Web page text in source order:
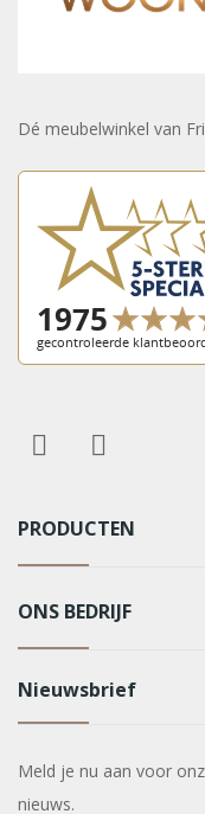
Dé meubelwinkel van
PRODUCTEN
ONS BEDRIJF
Nieuwsbrief
Meld je nu aan voor
nieuws.